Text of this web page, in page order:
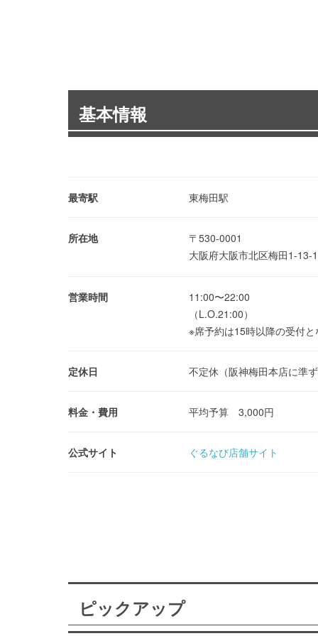
基本情報
最寄駅 東梅田駅
所在地
〒530-0001
大阪府大阪市北区梅田1-13-
営業時間
11:00〜22:00
（L.O.21:00）
※席予約は15時以降の受付と
定休日 不定休（阪神梅田本店に準ず
料金・費用 平均予算 3,000円
公式サイト ぐるなび店舗サイト
ピックアップ